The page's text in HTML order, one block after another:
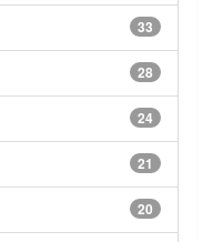
33
28
24
21
20